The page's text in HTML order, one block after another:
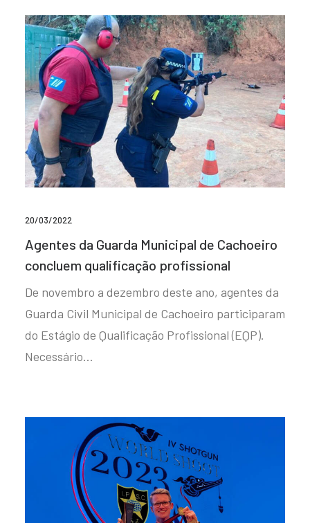
20/03/2022
Agentes da Guarda Municipal de Cachoeiro
concluem qualificação profissional
De novembro a dezembro deste ano, agentes da
Guarda Civil Municipal de Cachoeiro participaram
do Estágio de Qualificação Profissional (EQP).
Necessário…